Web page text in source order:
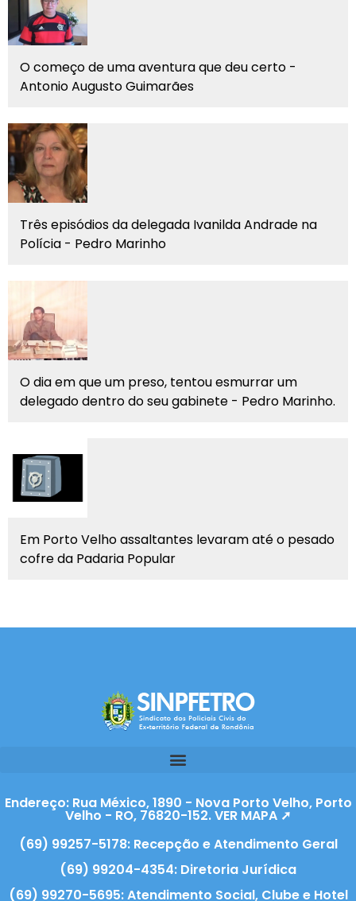
O começo de uma aventura que deu certo -
Antonio Augusto Guimarães
Três episódios da delegada Ivanilda Andrade na
Polícia - Pedro Marinho
O dia em que um preso, tentou esmurrar um
delegado dentro do seu gabinete - Pedro Marinho.
Em Porto Velho assaltantes levaram até o pesado
cofre da Padaria Popular
Endereço: Rua México, 1890 - Nova Porto Velho, Porto
Velho - RO, 76820-152. VER MAPA ➚
(69) 99257-5178: Recepção e Atendimento Geral
(69) 99204-4354: Diretoria Jurídica
(69) 99270-5695: Atendimento Social, Clube e Hotel